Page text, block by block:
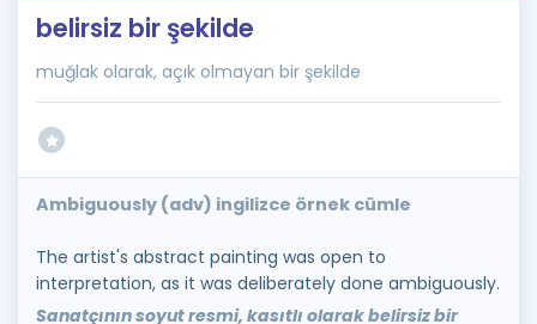
belirsiz bir şekilde
muğlak olarak, açık olmayan bir şekilde
Ambiguously (adv) ingilizce örnek cümle
The artist's abstract painting was open to
interpretation, as it was deliberately done ambiguously.
Sanatçının soyut resmi, kasıtlı olarak belirsiz bir